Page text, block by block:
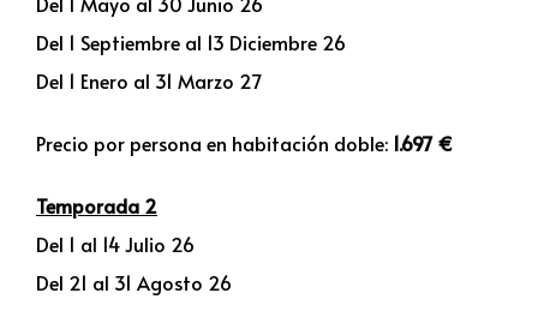
Del 1 Septiembre al 13 Diciembre 26
Del 1 Enero al 31 Marzo 27
Precio por persona en habitación doble: 1.697 €
Temporada 2
Del 1 al 14 Julio 26
Del 21 al 31 Agosto 26